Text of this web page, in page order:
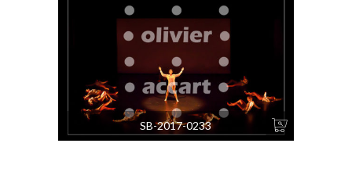
SB-2017-0233